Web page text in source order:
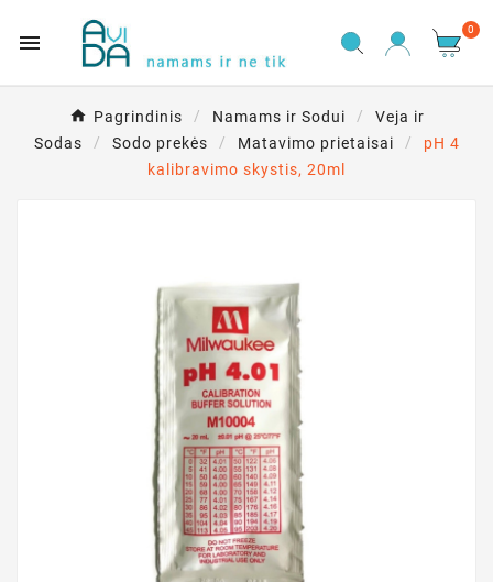

0
Pagrindinis Namams ir Sodui
Veja ir
Sodas
Sodo prekės Matavimo prietaisai
pH 4
kalibravimo skystis, 20ml